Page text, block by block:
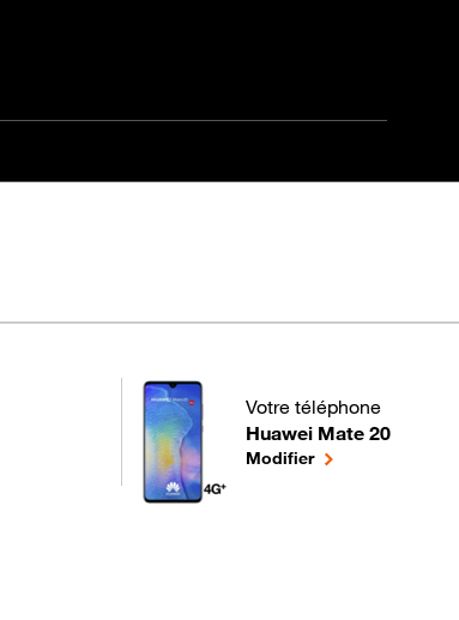
DébutantVotre téléphone
Huawei Mate 20
pour votre Huawei Mate
Modifierle téléphone